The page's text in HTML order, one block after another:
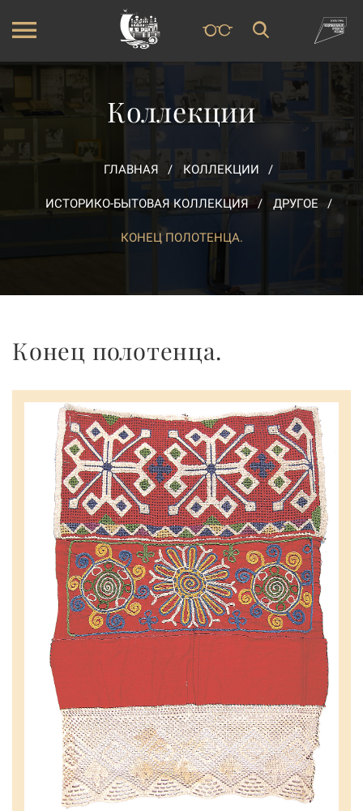
Коллекции
ГЛАВНАЯ КОЛЛЕКЦИИ
ИСТОРИКО-БЫТОВАЯ КОЛЛЕКЦИЯ ДРУГОЕ
КОНЕЦ ПОЛОТЕНЦА.
Конец полотенца.